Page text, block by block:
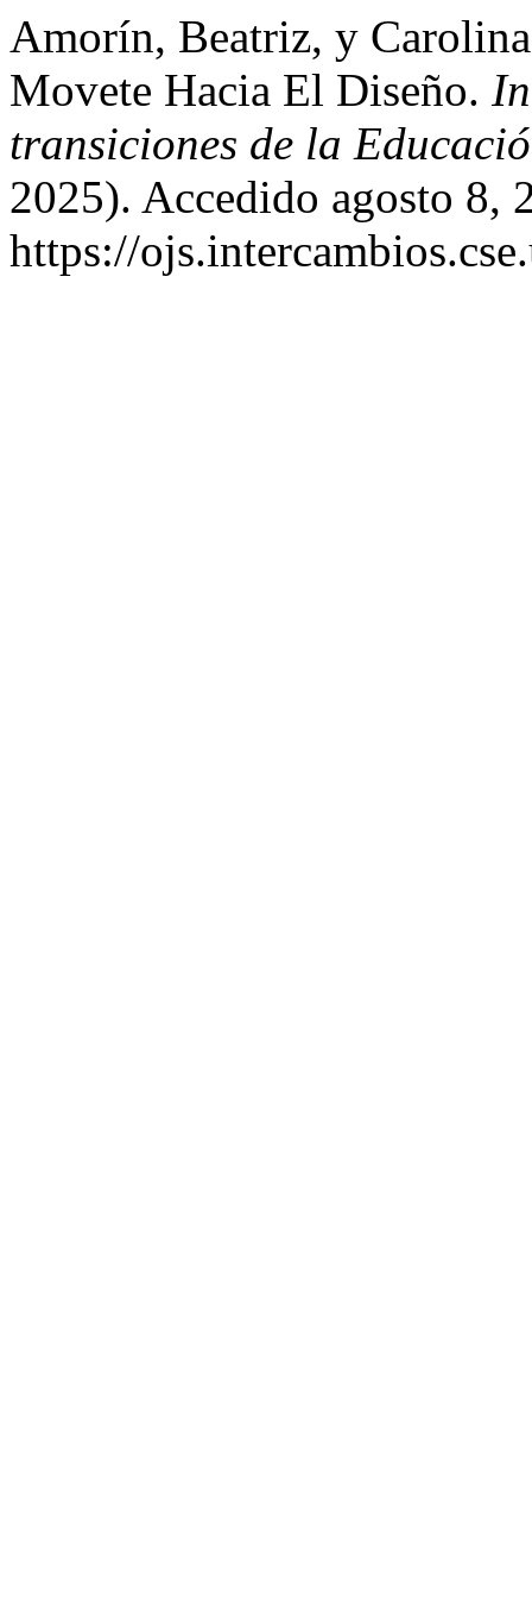
Amorín, Beatriz, y
Movete Hacia El Diseño.
transiciones de la
2025). Accedido agosto 8,
https://